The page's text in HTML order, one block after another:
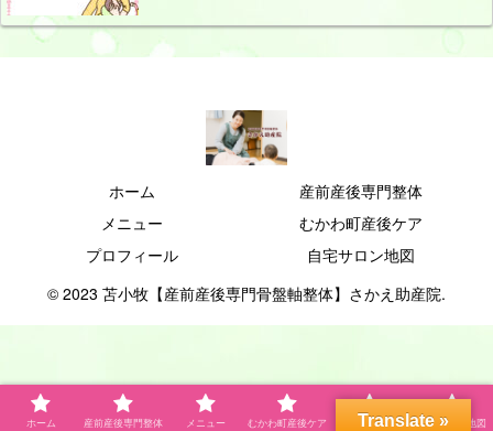
ホーム
産前産後専門整体
メニュー
むかわ町産後ケア
プロフィール
自宅サロン地図
© 2023 苫小牧【産前産後専門骨盤軸整体】さかえ助産院.
ホーム 産前産後専門整体 メニュー むかわ町産後ケア プロフィール 自宅サロン地図
Translate »